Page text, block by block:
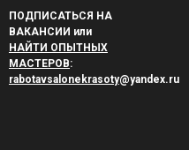
ПОДПИСАТЬСЯ НА
ВАКАНСИИ или
НАЙТИ ОПЫТНЫХ
МАСТЕРОВ:
rabotavsalonekrasoty@yandex.ru